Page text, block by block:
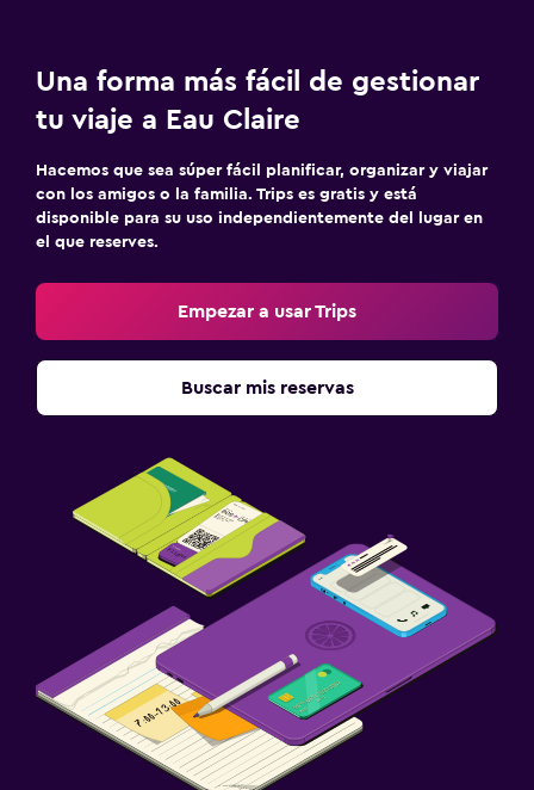
Una forma más fácil de gestionar
tu viaje a Eau Claire
Hacemos que sea súper fácil planificar, organizar y viajar
con los amigos o la familia. Trips es gratis y está
disponible para su uso independientemente del lugar en
el que reserves.
Empezar a usar Trips
Buscar mis reservas